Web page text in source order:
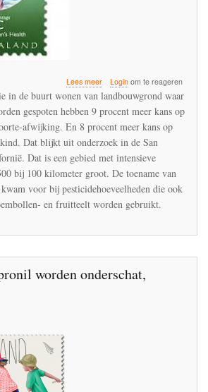
Lees meerover
Hoge
blootstelling
aan
pesticiden
tijdens
zwangerschap
verhoogt
risico
geboorteafwijkingen
Loginom te reageren
in de buurt wonen van landbouwgrond waar
gespoten hebben 9 procent meer kans op
afwijking. En 8 procent meer kans op
Dat blijkt uit onderzoek in de San
Dat is een gebied met intensieve
bij 100 kilometer groot. De toename van
voor bij pesticidehoeveelheden die ook
en fruitteelt worden gebruikt.
worden onderschat,